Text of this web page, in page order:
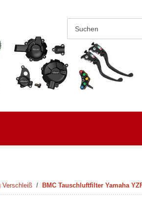
Verschleiß BMC Tauschluftfilter Yamaha